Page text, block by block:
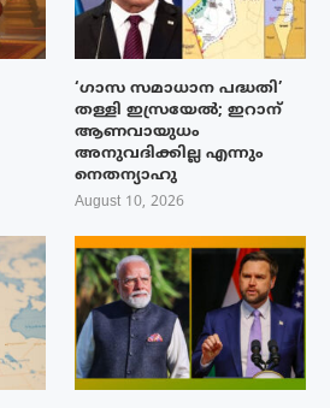
‘ഗാസ സമാധാന പദ്ധതി’
തള്ളി ഇസ്രയേൽ; ഇറാന്
ആണവായുധം
അനുവദിക്കില്ല എന്നും
നെതന്യാഹു
August 10, 2026